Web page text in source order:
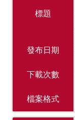
標題
發布日期
下載次數
檔案格式